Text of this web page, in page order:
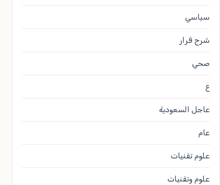
سياسي
شرح قرار
صحي
ع
عاجل السعودية
عام
علوم تقنيات
علوم وتقنيات